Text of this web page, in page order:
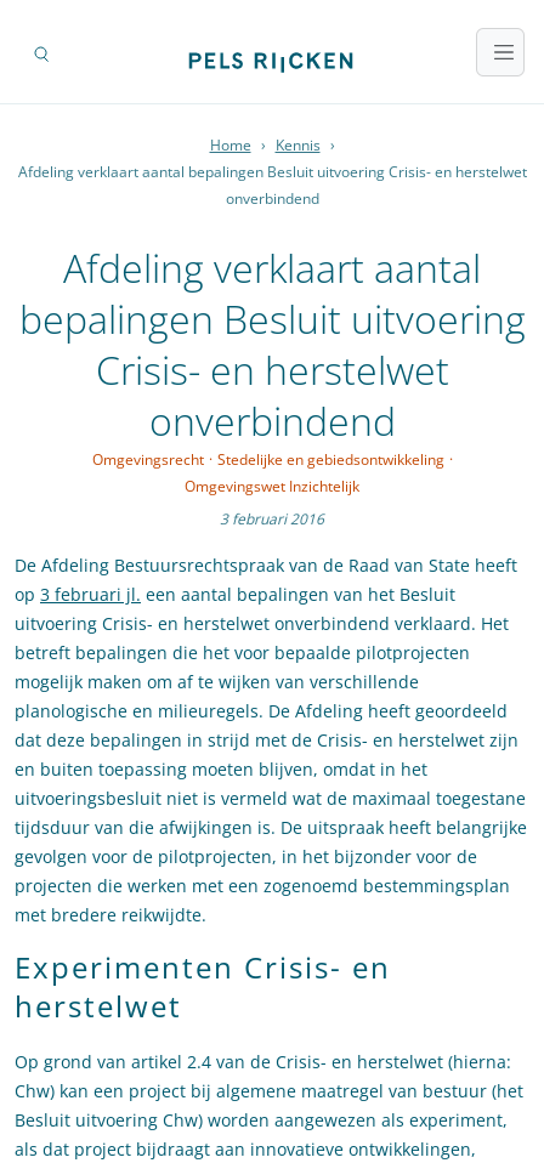
Home › Kennis ›
Afdeling verklaart aantal bepalingen Besluit uitvoering Crisis- en herstelwet
onverbindend
Afdeling verklaart aantal
bepalingen Besluit uitvoering
Crisis- en herstelwet
onverbindend
Omgevingsrecht · Stedelijke en gebiedsontwikkeling ·
Omgevingswet Inzichtelijk
3 februari 2016
De Afdeling Bestuursrechtspraak van de Raad van State heeft
op 3 februari jl. een aantal bepalingen van het Besluit
uitvoering Crisis- en herstelwet onverbindend verklaard. Het
betreft bepalingen die het voor bepaalde pilotprojecten
mogelijk maken om af te wijken van verschillende
planologische en milieuregels. De Afdeling heeft geoordeeld
dat deze bepalingen in strijd met de Crisis- en herstelwet zijn
en buiten toepassing moeten blijven, omdat in het
uitvoeringsbesluit niet is vermeld wat de maximaal toegestane
tijdsduur van die afwijkingen is. De uitspraak heeft belangrijke
gevolgen voor de pilotprojecten, in het bijzonder voor de
projecten die werken met een zogenoemd bestemmingsplan
met bredere reikwijdte.
Experimenten Crisis- en
herstelwet
Op grond van artikel 2.4 van de Crisis- en herstelwet (hierna:
Chw) kan een project bij algemene maatregel van bestuur (het
Besluit uitvoering Chw) worden aangewezen als experiment,
als dat project bijdraagt aan innovatieve ontwikkelingen,